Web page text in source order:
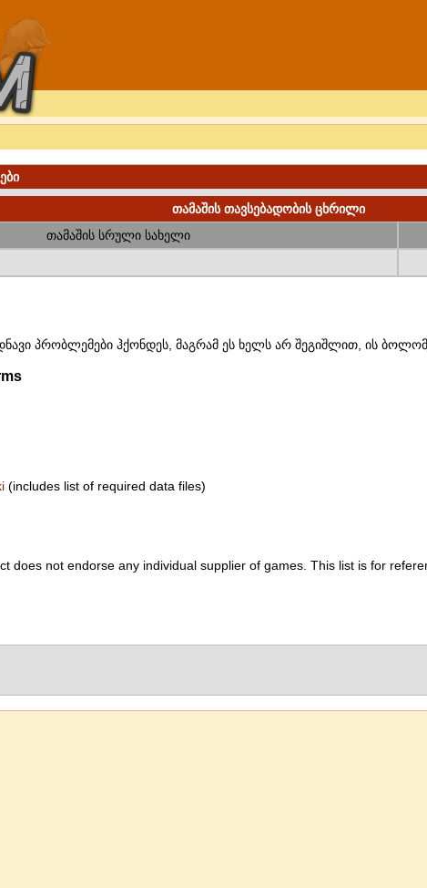
თამაშის თავსებადობის ცხრილი
თამაშის სრული სახელი
პრობლემები ჰქონდეს, მაგრამ ეს ხელს არ შეგიშლით, ის
(includes list of required data files)
does not endorse any individual supplier of games. This list is for